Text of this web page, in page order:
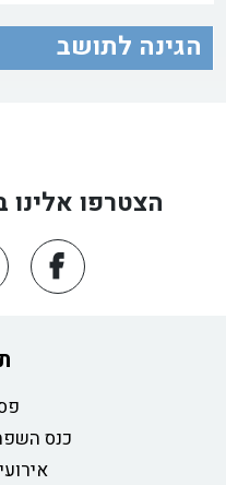
הגינה לתושב
הצטרפו
כנס